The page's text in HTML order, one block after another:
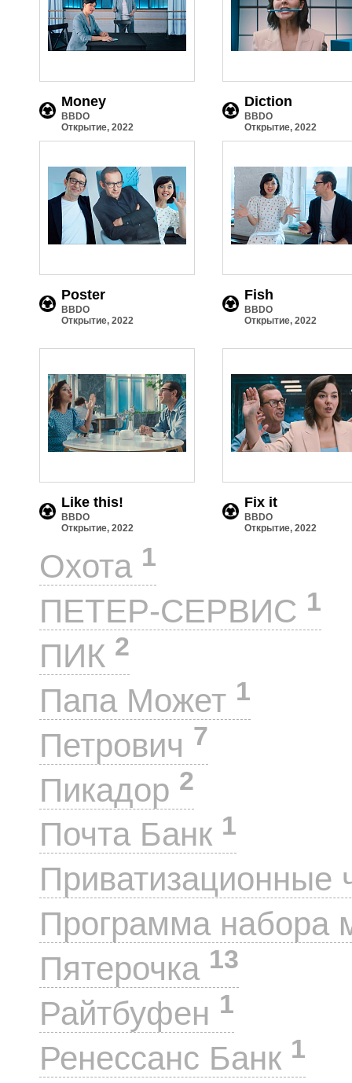
Money
BBDO
Открытие, 2022
Diction
BBDO
Открытие, 2022
Poster
BBDO
Открытие, 2022
Fish
BBDO
Открытие, 2022
Like this!
BBDO
Открытие, 2022
Fix it
BBDO
Открытие, 2022
Охота 1
ПЕТЕР-СЕРВИС 1
ПИК 2
Папа Может 1
Петрович 7
Пикадор 2
Почта Банк 1
Приватизационные
Программа набора
Пятерочка 13
Райтбуфен 1
Ренессанс Банк 1